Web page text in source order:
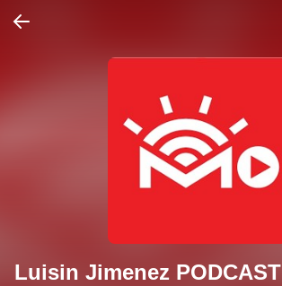
Luisin Jimenez PODCAST